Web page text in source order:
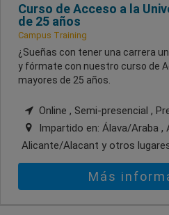
Curso de Acceso a la
de 25 años
Campus Training
¿Sueñas con tener una carrera
y fórmate con nuestro curso de
mayores de 25 años.
Online , Semi-presencial ,
Impartido en: Álava/Araba ,
Alicante/Alacant y otros
Más